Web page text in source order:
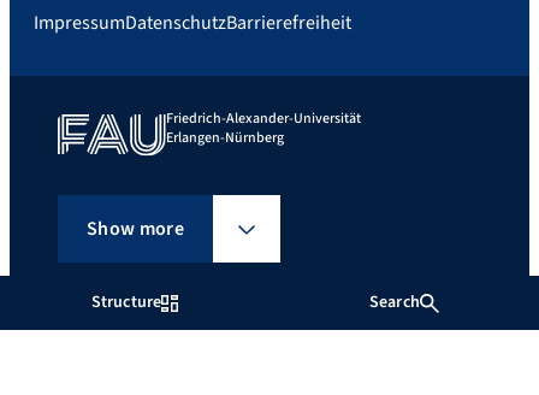
Structure Search
ImpressumDatenschutzBarrierefreiheit
Friedrich-Alexander-Universität
Erlangen-Nürnberg
Show more